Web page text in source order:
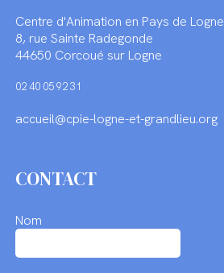
Centre d'Animation en Pays de Logne
8, rue Sainte Radegonde
44650 Corcoué sur Logne
02 40 05 92 31
accueil@cpie-logne-et-grandlieu.org
CONTACT
Nom